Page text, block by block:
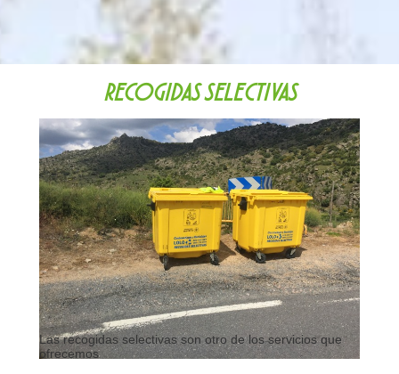
Las recogidas selectivas son otro de los servicios que
ofrecemos
RECOGIDAS SELECTIVAS